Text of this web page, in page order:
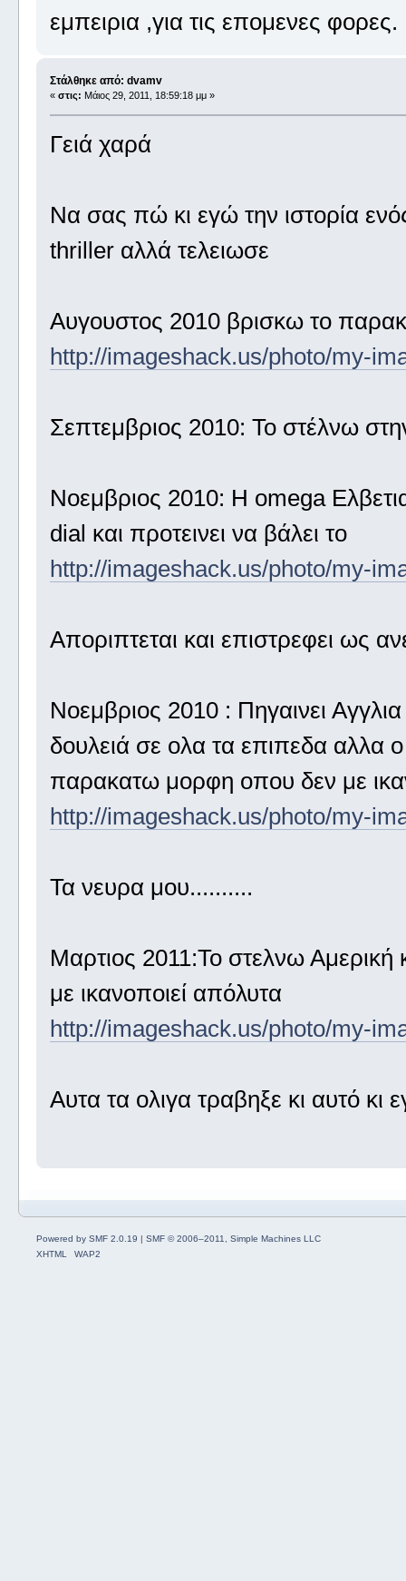
εμπειρια ,για τις επομενες φορες.
Στάλθηκε από: dvamv
« στις: Μάιος 29, 2011, 18:59:18 μμ »
Γειά χαρά
Να σας πώ κι εγώ την ιστορία
thriller αλλά τελειωσε
Αυγουστος 2010 βρισκω το
http://imageshack.us/photo/my-
Σεπτεμβριος 2010: Το στέλνω
Νοεμβριος 2010: Η omega
dial και προτεινει να βάλει το
http://imageshack.us/photo/my-
Αποριπτεται και επιστρεφει ως
Νοεμβριος 2010 : Πηγαινει
δουλειά σε ολα τα επιπεδα αλλα
παρακατω μορφη οπου δεν με
http://imageshack.us/photo/my-
Τα νευρα μου..........
Μαρτιος 2011:Το στελνω
με ικανοποιεί απόλυτα
http://imageshack.us/photo/my-
Αυτα τα ολιγα τραβηξε κι αυτό κι
Powered by SMF 2.0.19 | SMF © 2006–2011, Simple Machines LLC
XHTML
WAP2